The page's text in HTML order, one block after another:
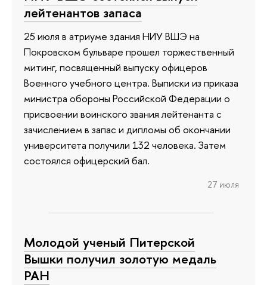
лейтенантов запаса
25 июля в атриуме здания НИУ ВШЭ на
Покровском бульваре прошел торжественный
митинг, посвященный выпуску офицеров
Военного учебного центра. Выписки из приказа
министра обороны Российской Федерации о
присвоении воинского звания лейтенанта с
зачислением в запас и дипломы об окончании
университета получили 132 человека. Затем
состоялся офицерский бал.
27 июля
Молодой ученый Питерской
Вышки получил золотую медаль
РАН